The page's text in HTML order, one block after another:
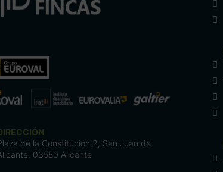
de la Constitución 2, San Juan de
03550 Alicante